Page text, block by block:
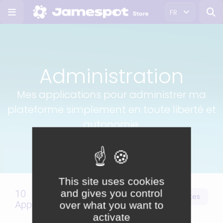
FR
Administration
Mes applications pour administrer ma
plateforme simplement en toute liberté et
autonomie.
10
Applications
Voir toutes Gratuites Payantes
This site uses cookies
and gives you control
over what you want to
activate